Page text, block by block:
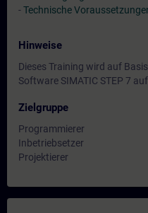
-Technische
Hinweise
Dieses Training wird auf
Software SIMATIC STEP 7
Zielgruppe
Programmierer
Inbetriebsetzer
Projektierer